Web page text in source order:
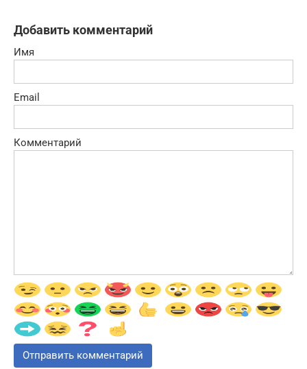
Добавить комментарий
Имя
Email
Комментарий